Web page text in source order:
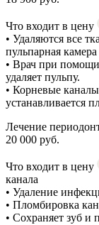
Что входит в цену
• Удаляются все
пульпарная камера
• Врач при
удаляет пульпу.
• Корневые
устанавливается
Лечение
20 000 руб.
Что входит в цену
канала
• Удаление
• Пломбировка
• Сохраняет зуб и